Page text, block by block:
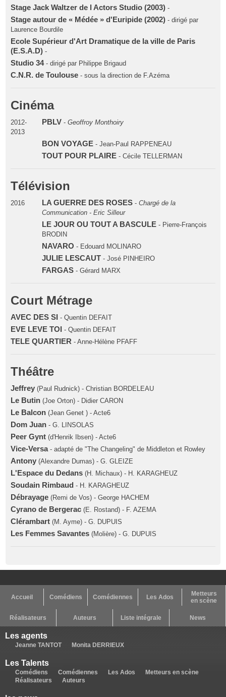
Stage Jack Waltzer de l Actors Studio (2003) -
Stage autour de « Médée » d'Euripide (2002)- dirigé par
Laurence Bourdile
Ecole Supérieur d'Art Dramatique de la ville de Paris
(E.S.A.D) -
Studio 34- dirigé par Philippe Brigaud
C.N.R. de Toulouse- sous la direction de F.Azéma
Cinéma
2012-
2013
PBLV- Geoffroy Monthoiry
BON VOYAGE- Jean-Paul RAPPENEAU
TOUT POUR PLAIRE- Cécile TELLERMAN
Télévision
2016 LA GUERRE DES ROSES- Chargé de la
Communication - Eric Silleur
LE JOUR OU TOUT A BASCULE- Pierre-François
BRODIN
NAVARO - Edouard MOLINARO
JULIE LESCAUT- José PINHEIRO
FARGAS- Gérard MARX
Court Métrage
AVEC DES SI - Quentin DEFAIT
EVE LEVE TOI - Quentin DEFAIT
TELE QUARTIER - Anne-Hélène PFAFF
Théâtre
Jeffrey (Paul Rudnick) - Christian BORDELEAU
Le Butin (Joe Orton) - Didier CARON
Le Balcon (Jean Genet ) - Acte6
Dom Juan - G. LINSOLAS
Peer Gynt (d'Henrik Ibsen) - Acte6
Vice-Versa- adapté de "The Changeling" de Middleton et Rowley
Antony (Alexandre Dumas) - G. GLEIZE
L'Espace du Dedans (H. Michaux) - H. KARAGHEUZ
Soudain Rimbaud - H. KARAGHEUZ
Débrayage (Remi de Vos) - George HACHEM
Cyrano de Bergerac (E. Rostand) - F. AZEMA
Clérambart (M. Ayme) - G. DUPUIS
Les Femmes Savantes (Molière) - G. DUPUIS
Accueil Comédiens Comédiennes Les Ados
Metteurs
en scène
Réalisateurs Auteurs Liste intégrale News
Les agents
Jeanne TANTOT Monita DERRIEUX
Les Talents
Comédiens Comédiennes Les Ados
Metteurs en scène
Réalisateurs
Auteurs